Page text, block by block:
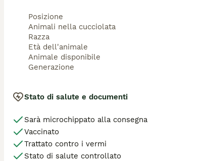
Posizione
Animali nella cucciolata
Razza
Età dell'animale
Animale disponibile
Generazione
Stato di salute e documenti
Sarà microchippato alla consegna
Vaccinato
Trattato contro i vermi
Stato di salute controllato